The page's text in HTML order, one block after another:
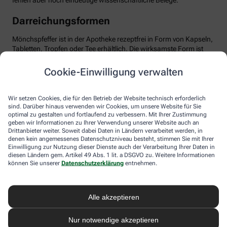
Cookie-Einwilligung verwalten
Wir setzen Cookies, die für den Betrieb der Website technisch erforderlich
sind. Darüber hinaus verwenden wir Cookies, um unsere Website für Sie
optimal zu gestalten und fortlaufend zu verbessern. Mit Ihrer Zustimmung
geben wir Informationen zu Ihrer Verwendung unserer Website auch an
Drittanbieter weiter. Soweit dabei Daten in Ländern verarbeitet werden, in
denen kein angemessenes Datenschutzniveau besteht, stimmen Sie mit Ihrer
Einwilligung zur Nutzung dieser Dienste auch der Verarbeitung Ihrer Daten in
diesen Ländern gem. Artikel 49 Abs. 1 lit. a DSGVO zu. Weitere Informationen
können Sie unserer Datenschutzerklärung entnehmen.
Alle akzeptieren
Nur notwendige akzeptieren
Darreichungsformen
Mönchspfeffer ist in der Apotheke rezeptfrei in Form von Kapseln,
Tabletten, Tropfen oder Tee erhältlich. Die wirksamste Form ist
mg pro Tag. Wichtig: Man sollte Geduld haben und das Präparat
mindestens über drei Menstruationszyklen einnehmen, bis sich
Regel gut verträglich. Dennoch sollten Sie die Anwendung ärztlich
besprechen, besonders bei gleichzeitiger Einnahme von
Medikamenten, die auf Dopamin-Rezeptoren wirken,
beispielsweise bei psychischen Erkrankungen. Ebenso sollte
Mönchspfeffer nicht in Schwangerschaft oder Stillzeit
eingenommen werden, da er u.a. die Milchproduktion stören
kann.